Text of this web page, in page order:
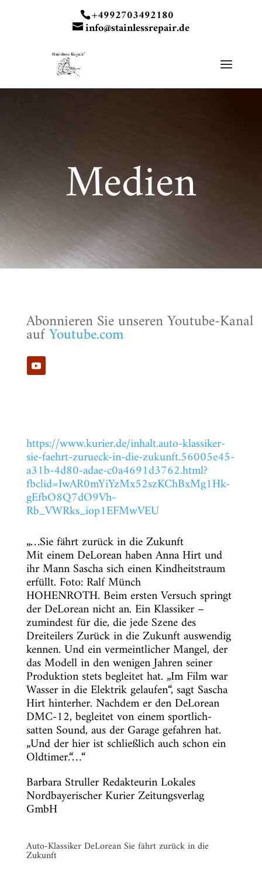
+4992703492180
info@stainlessrepair.de
Medien
Abonnieren Sie unseren Youtube-Kanal
aufYoutube.com
https://www.kurier.de/inhalt.auto-klassiker-
sie-faehrt-zurueck-in-die-zukunft.56005e45-
a31b-4d80-adae-c0a4691d3762.html?
fbclid=IwAR0mYiYzMx52szKChBxMg1Hk-
gEfbO8Q7dO9Vh-
Rb_VWRks_iop1EFMwVEU
„…Sie fährt zurück in die Zukunft
Mit einem DeLorean haben Anna Hirt und
ihr Mann Sascha sich einen Kindheitstraum
erfüllt. Foto: Ralf Münch
HOHENROTH. Beim ersten Versuch springt
der DeLorean nicht an. Ein Klassiker –
zumindest für die, die jede Szene des
Dreiteilers Zurück in die Zukunft auswendig
kennen. Und ein vermeintlicher Mangel, der
das Modell in den wenigen Jahren seiner
Produktion stets begleitet hat. „Im Film war
Wasser in die Elektrik gelaufen“, sagt Sascha
Hirt hinterher. Nachdem er den DeLorean
DMC-12, begleitet von einem sportlich-
satten Sound, aus der Garage gefahren hat.
„Und der hier ist schließlich auch schon ein
Oldtimer.“…“
Barbara Struller Redakteurin Lokales
Nordbayerischer Kurier Zeitungsverlag
GmbH
Auto-Klassiker DeLoreanSie fährt zurück in die
Zukunft